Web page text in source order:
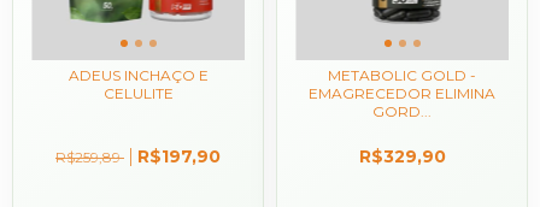
ADEUS INCHAÇO E
CELULITE
R$259,89 R$197,90
METABOLIC GOLD -
EMAGRECEDOR ELIMINA
GORD...
R$329,90